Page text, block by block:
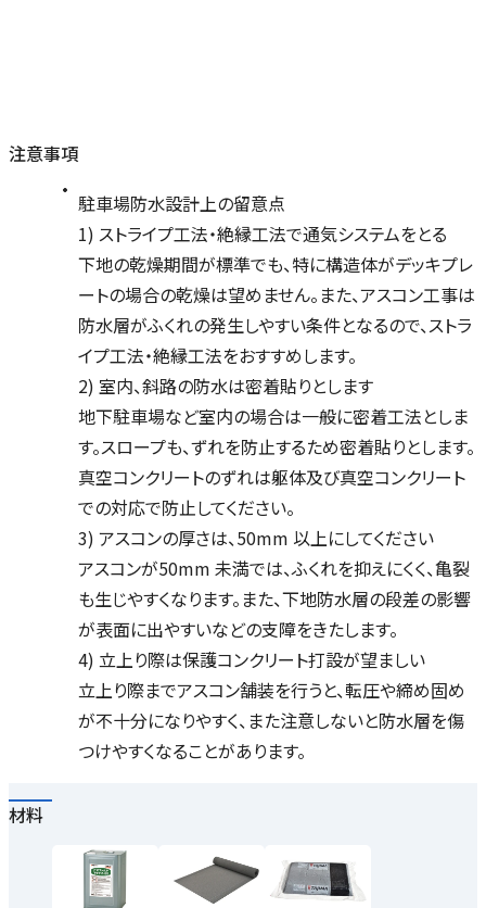
注意事項
駐車場防水設計上の留意点
1) ストライプ工法・絶縁工法で通気システムをとる
下地の乾燥期間が標準でも、特に構造体がデッキプレ
ートの場合の乾燥は望めません。また、アスコン工事は
防水層がふくれの発生しやすい条件となるので、ストラ
イプ工法・絶縁工法をおすすめします。
2) 室内、斜路の防水は密着貼りとします
地下駐車場など室内の場合は一般に密着工法としま
す。スロープも、ずれを防止するため密着貼りとします。
真空コンクリートのずれは躯体及び真空コンクリート
での対応で防止してください。
3) アスコンの厚さは、50mm 以上にしてください
アスコンが50mm 未満では、ふくれを抑えにくく、亀裂
も生じやすくなります。また、下地防水層の段差の影響
が表面に出やすいなどの支障をきたします。
4) 立上り際は保護コンクリート打設が望ましい
立上り際までアスコン舗装を行うと、転圧や締め固め
が不十分になりやすく、また注意しないと防水層を傷
つけやすくなることがあります。
材料